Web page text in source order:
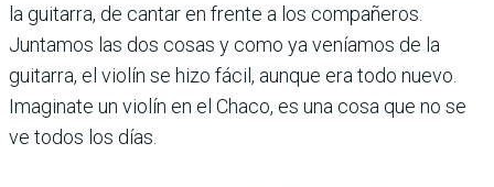
la guitarra, de cantar en frente a los compañeros.
Juntamos las dos cosas y como ya veníamos de la
guitarra, el violín se hizo fácil, aunque era todo nuevo.
Imaginate un violín en el Chaco, es una cosa que no se
ve todos los días.